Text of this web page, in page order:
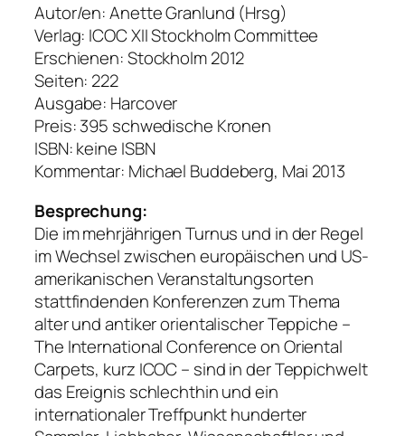
Autor/en: Anette Granlund (Hrsg)
Verlag: ICOC XII Stockholm Committee
Erschienen: Stockholm 2012
Seiten: 222
Ausgabe: Harcover
Preis: 395 schwedische Kronen
ISBN: keine ISBN
Kommentar: Michael Buddeberg, Mai 2013
Besprechung:
Die im mehrjährigen Turnus und in der Regel
im Wechsel zwischen europäischen und US-
amerikanischen Veranstaltungsorten
stattfindenden Konferenzen zum Thema
alter und antiker orientalischer Teppiche –
The International Conference on Oriental
Carpets, kurz ICOC – sind in der Teppichwelt
das Ereignis schlechthin und ein
internationaler Treffpunkt hunderter